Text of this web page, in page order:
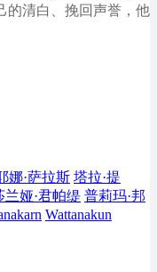
的清白、挽回声誉，他
娜·萨拉斯 塔拉·提
兰娅·君帕缇 普莉玛·邦
Wattanakun